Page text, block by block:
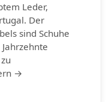
Leder,
Der
sind Schuhe
→